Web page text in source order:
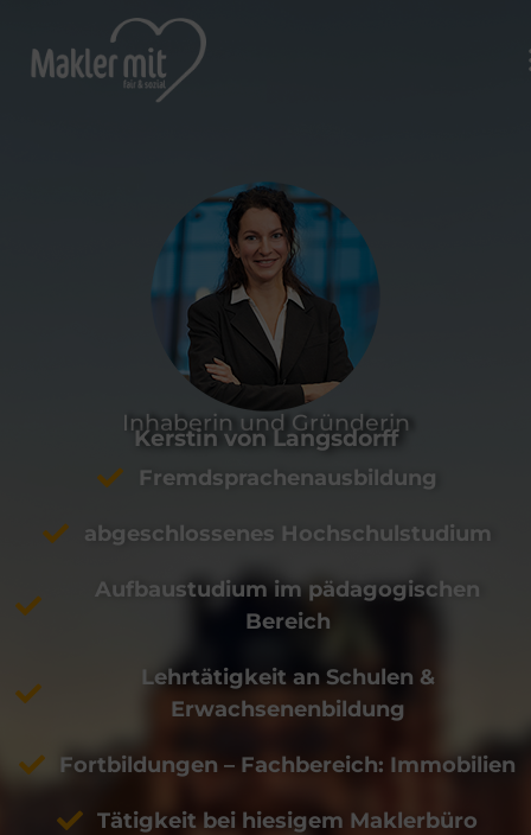
Inhaberin und Gründerin
Kerstin von Langsdorff
Fremdsprachenausbildung
abgeschlossenes Hochschulstudium
Aufbaustudium im pädagogischen
Bereich
Lehrtätigkeit an Schulen &
Erwachsenenbildung
Fortbildungen – Fachbereich: Immobilien
Tätigkeit bei hiesigem Maklerbüro